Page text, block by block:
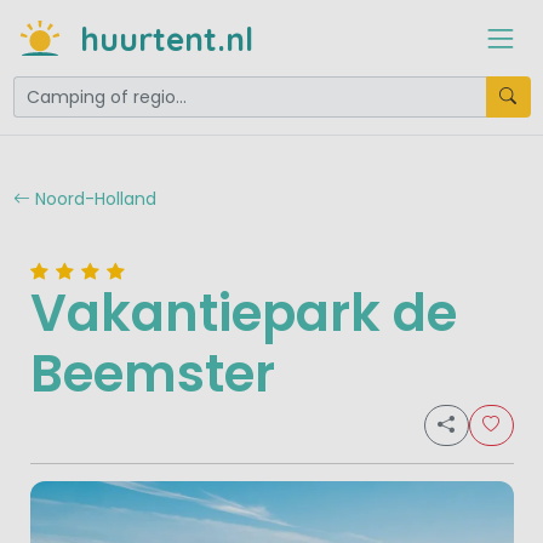
huurtent.nl
Noord-Holland
Vakantiepark de
Beemster